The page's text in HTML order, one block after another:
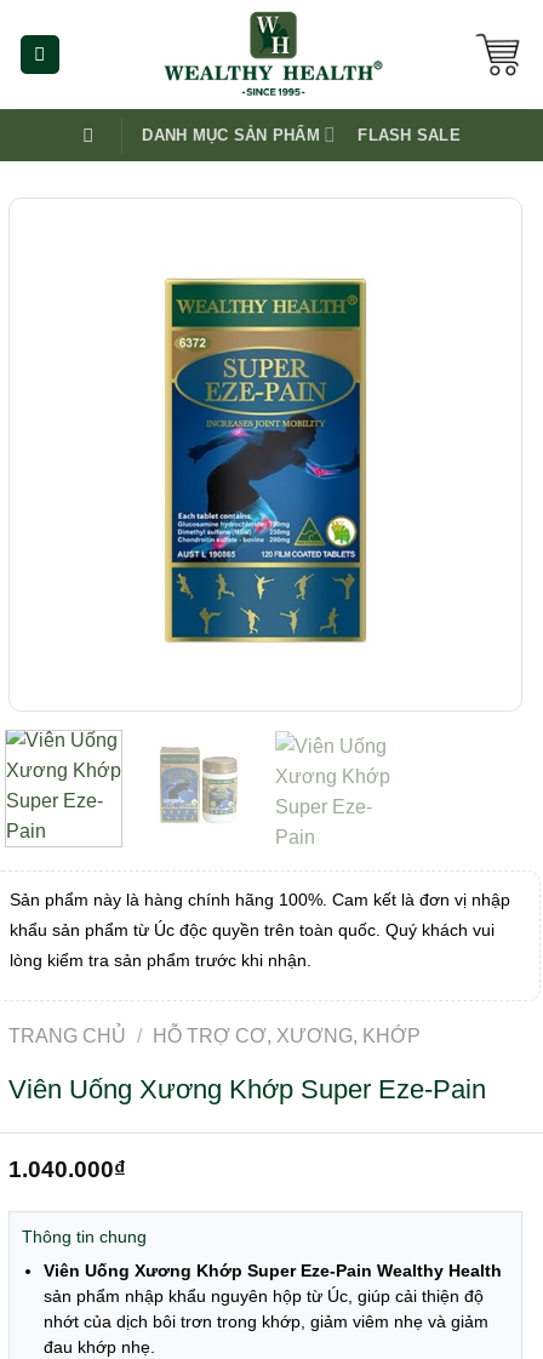
content
DANH MỤC SẢN PHẨM FLASH SALE
Sản phẩm này là hàng chính hãng 100%. Cam kết là đơn vị nhập
khẩu sản phẩm từ Úc độc quyền trên toàn quốc. Quý khách vui
lòng kiểm tra sản phẩm trước khi nhận.
TRANG CHỦ / HỖ TRỢ CƠ, XƯƠNG, KHỚP
Viên Uống Xương Khớp Super Eze-Pain
1.040.000₫
Thông tin chung
Viên Uống Xương Khớp Super Eze-Pain Wealthy Health
sản phẩm nhập khẩu nguyên hộp từ Úc, giúp cải thiện độ
nhớt của dịch bôi trơn trong khớp, giảm viêm nhẹ và giảm
đau khớp nhẹ.